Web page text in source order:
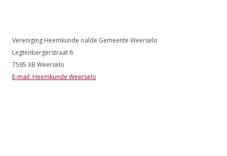
Vereniging Heemkunde oalde Gemeente Weerselo
Legtenbergerstraat 6
7595 XB Weerselo
E-mail: Heemkunde Weerselo